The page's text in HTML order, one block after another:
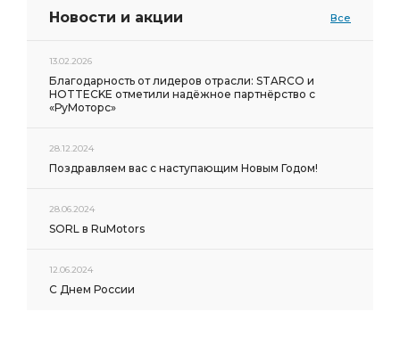
Новости и акции Все
13.02.2026
Благодарность от лидеров отрасли: STARCO и
HOTTECKE отметили надёжное партнёрство с
«РуМоторс»
28.12.2024
Поздравляем вас с наступающим Новым Годом!
28.06.2024
SORL в RuMotors
12.06.2024
С Днем России